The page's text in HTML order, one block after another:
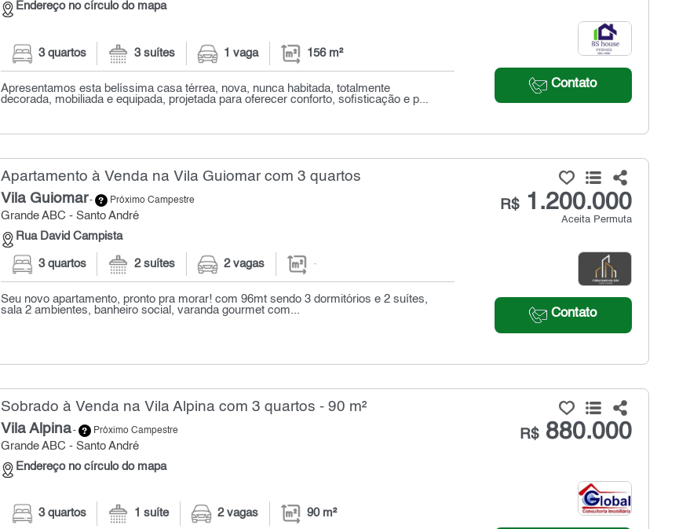
Endereço no círculo do mapa
Contato
3 quartos 3 suítes 1 vaga 156 m²
Apresentamos esta belíssima casa térrea, nova, nunca habitada, totalmente
decorada, mobiliada e equipada, projetada para oferecer conforto, sofisticação e p...
Apartamento à Venda na Vila Guiomar com 3 quartos
Vila Guiomar- Próximo Campestre
Grande ABC - Santo André
Rua David Campista
R$1.200.000
Aceita Permuta
Contato
3 quartos 2 suítes 2 vagas -
Seu novo apartamento, pronto pra morar! com 96mt sendo 3 dormitórios e 2 suítes,
sala 2 ambientes, banheiro social, varanda gourmet com...
Sobrado à Venda na Vila Alpina com 3 quartos - 90 m²
Vila Alpina- Próximo Campestre
Grande ABC - Santo André
Endereço no círculo do mapa
R$880.000
3 quartos 1 suíte 2 vagas 90 m²